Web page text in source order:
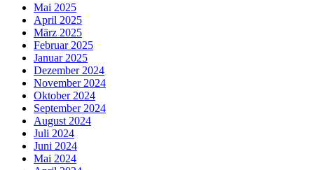
Mai 2025
April 2025
März 2025
Februar 2025
Januar 2025
Dezember 2024
November 2024
Oktober 2024
September 2024
August 2024
Juli 2024
Juni 2024
Mai 2024